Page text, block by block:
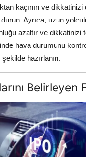
kaçının ve dikkatinizi
Ayrıca, uzun
azaltır ve dikkatinizi
hava durumunu
hazırlanın.